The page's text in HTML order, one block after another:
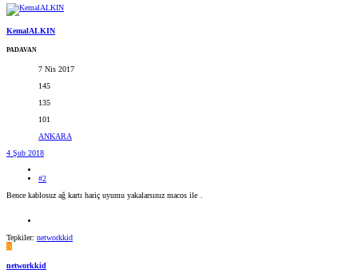
KemalALKIN
PADAVAN
7 Nis 2017
145
135
101
ANKARA
4 Şub 2018
#2
Bence kablosuz ağ kartı hariç uyumu yakalarsınız macos ile
Tepkiler: networkkid
N
networkkid